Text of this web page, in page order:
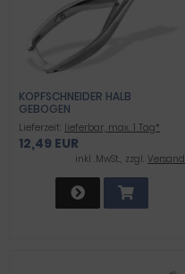
KOPFSCHNEIDER HALB
GEBOGEN
Lieferzeit: lieferbar, max. 1 Tag*
12,49 EUR
inkl .MwSt., zzgl. Versand